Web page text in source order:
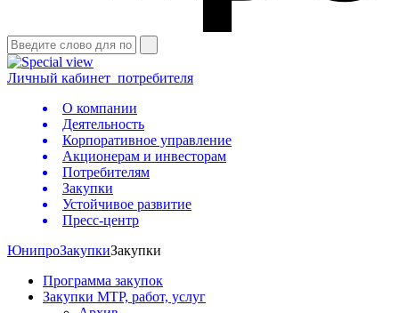
Личный кабинет потребителя
О компании
Деятельность
Корпоративное управление
Акционерам и инвесторам
Потребителям
Закупки
Устойчивое развитие
Пресс-центр
ЮнипроЗакупкиЗакупки
Программа закупок
Закупки МТР, работ, услуг